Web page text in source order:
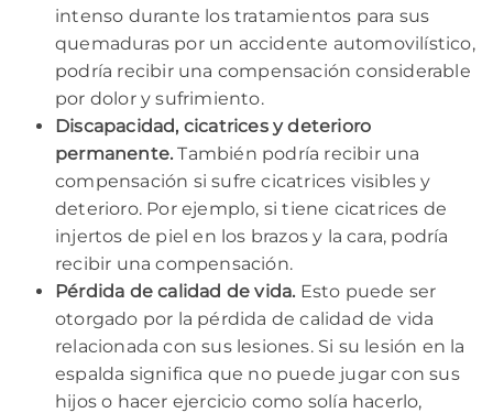
intenso durante los tratamientos para sus
quemaduras por un accidente automovilístico,
podría recibir una compensación considerable
por dolor y sufrimiento.
Discapacidad, cicatrices y deterioro
permanente. También podría recibir una
compensación si sufre cicatrices visibles y
deterioro. Por ejemplo, si tiene cicatrices de
injertos de piel en los brazos y la cara, podría
recibir una compensación.
Pérdida de calidad de vida. Esto puede ser
otorgado por la pérdida de calidad de vida
relacionada con sus lesiones. Si su lesión en la
espalda significa que no puede jugar con sus
hijos o hacer ejercicio como solía hacerlo,